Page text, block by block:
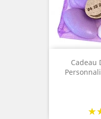
Cadeau